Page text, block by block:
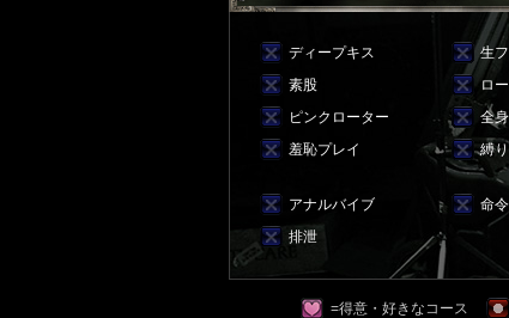
ディープキス 生
素股
ロ
ピンクローター
全
羞恥プレイ
縛
アナルバイブ
命令
排泄
=得意・好きなコース